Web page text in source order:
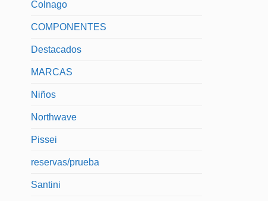
Colnago
COMPONENTES
Destacados
MARCAS
Niños
Northwave
Pissei
reservas/prueba
Santini